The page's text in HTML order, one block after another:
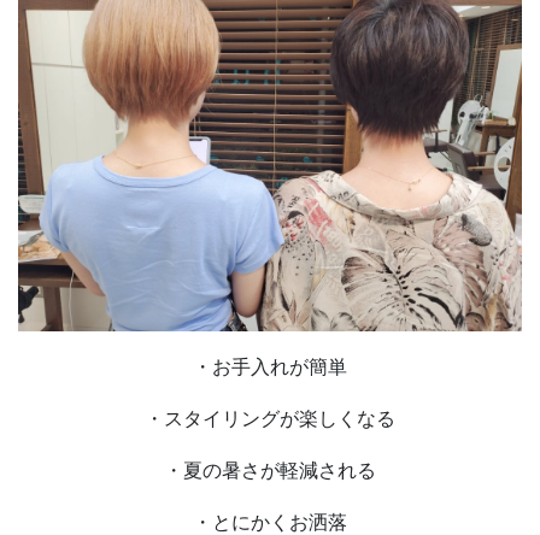
・お手入れが簡単
・スタイリングが楽しくなる
・夏の暑さが軽減される
・とにかくお洒落